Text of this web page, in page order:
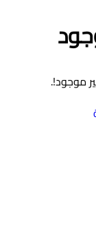
موجود!.